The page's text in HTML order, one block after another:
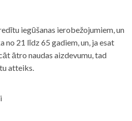
iegūšanas ierobežojumiem, un
21 līdz 65 gadiem, un, ja esat
ātro naudas aizdevumu, tad
atteiks.